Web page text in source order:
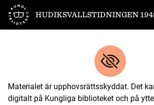
Till startsidan
HUDIKSVALLSTIDNINGEN
Materialet är upphovsrättsskyddat. Det
digitalt på Kungliga biblioteket och på